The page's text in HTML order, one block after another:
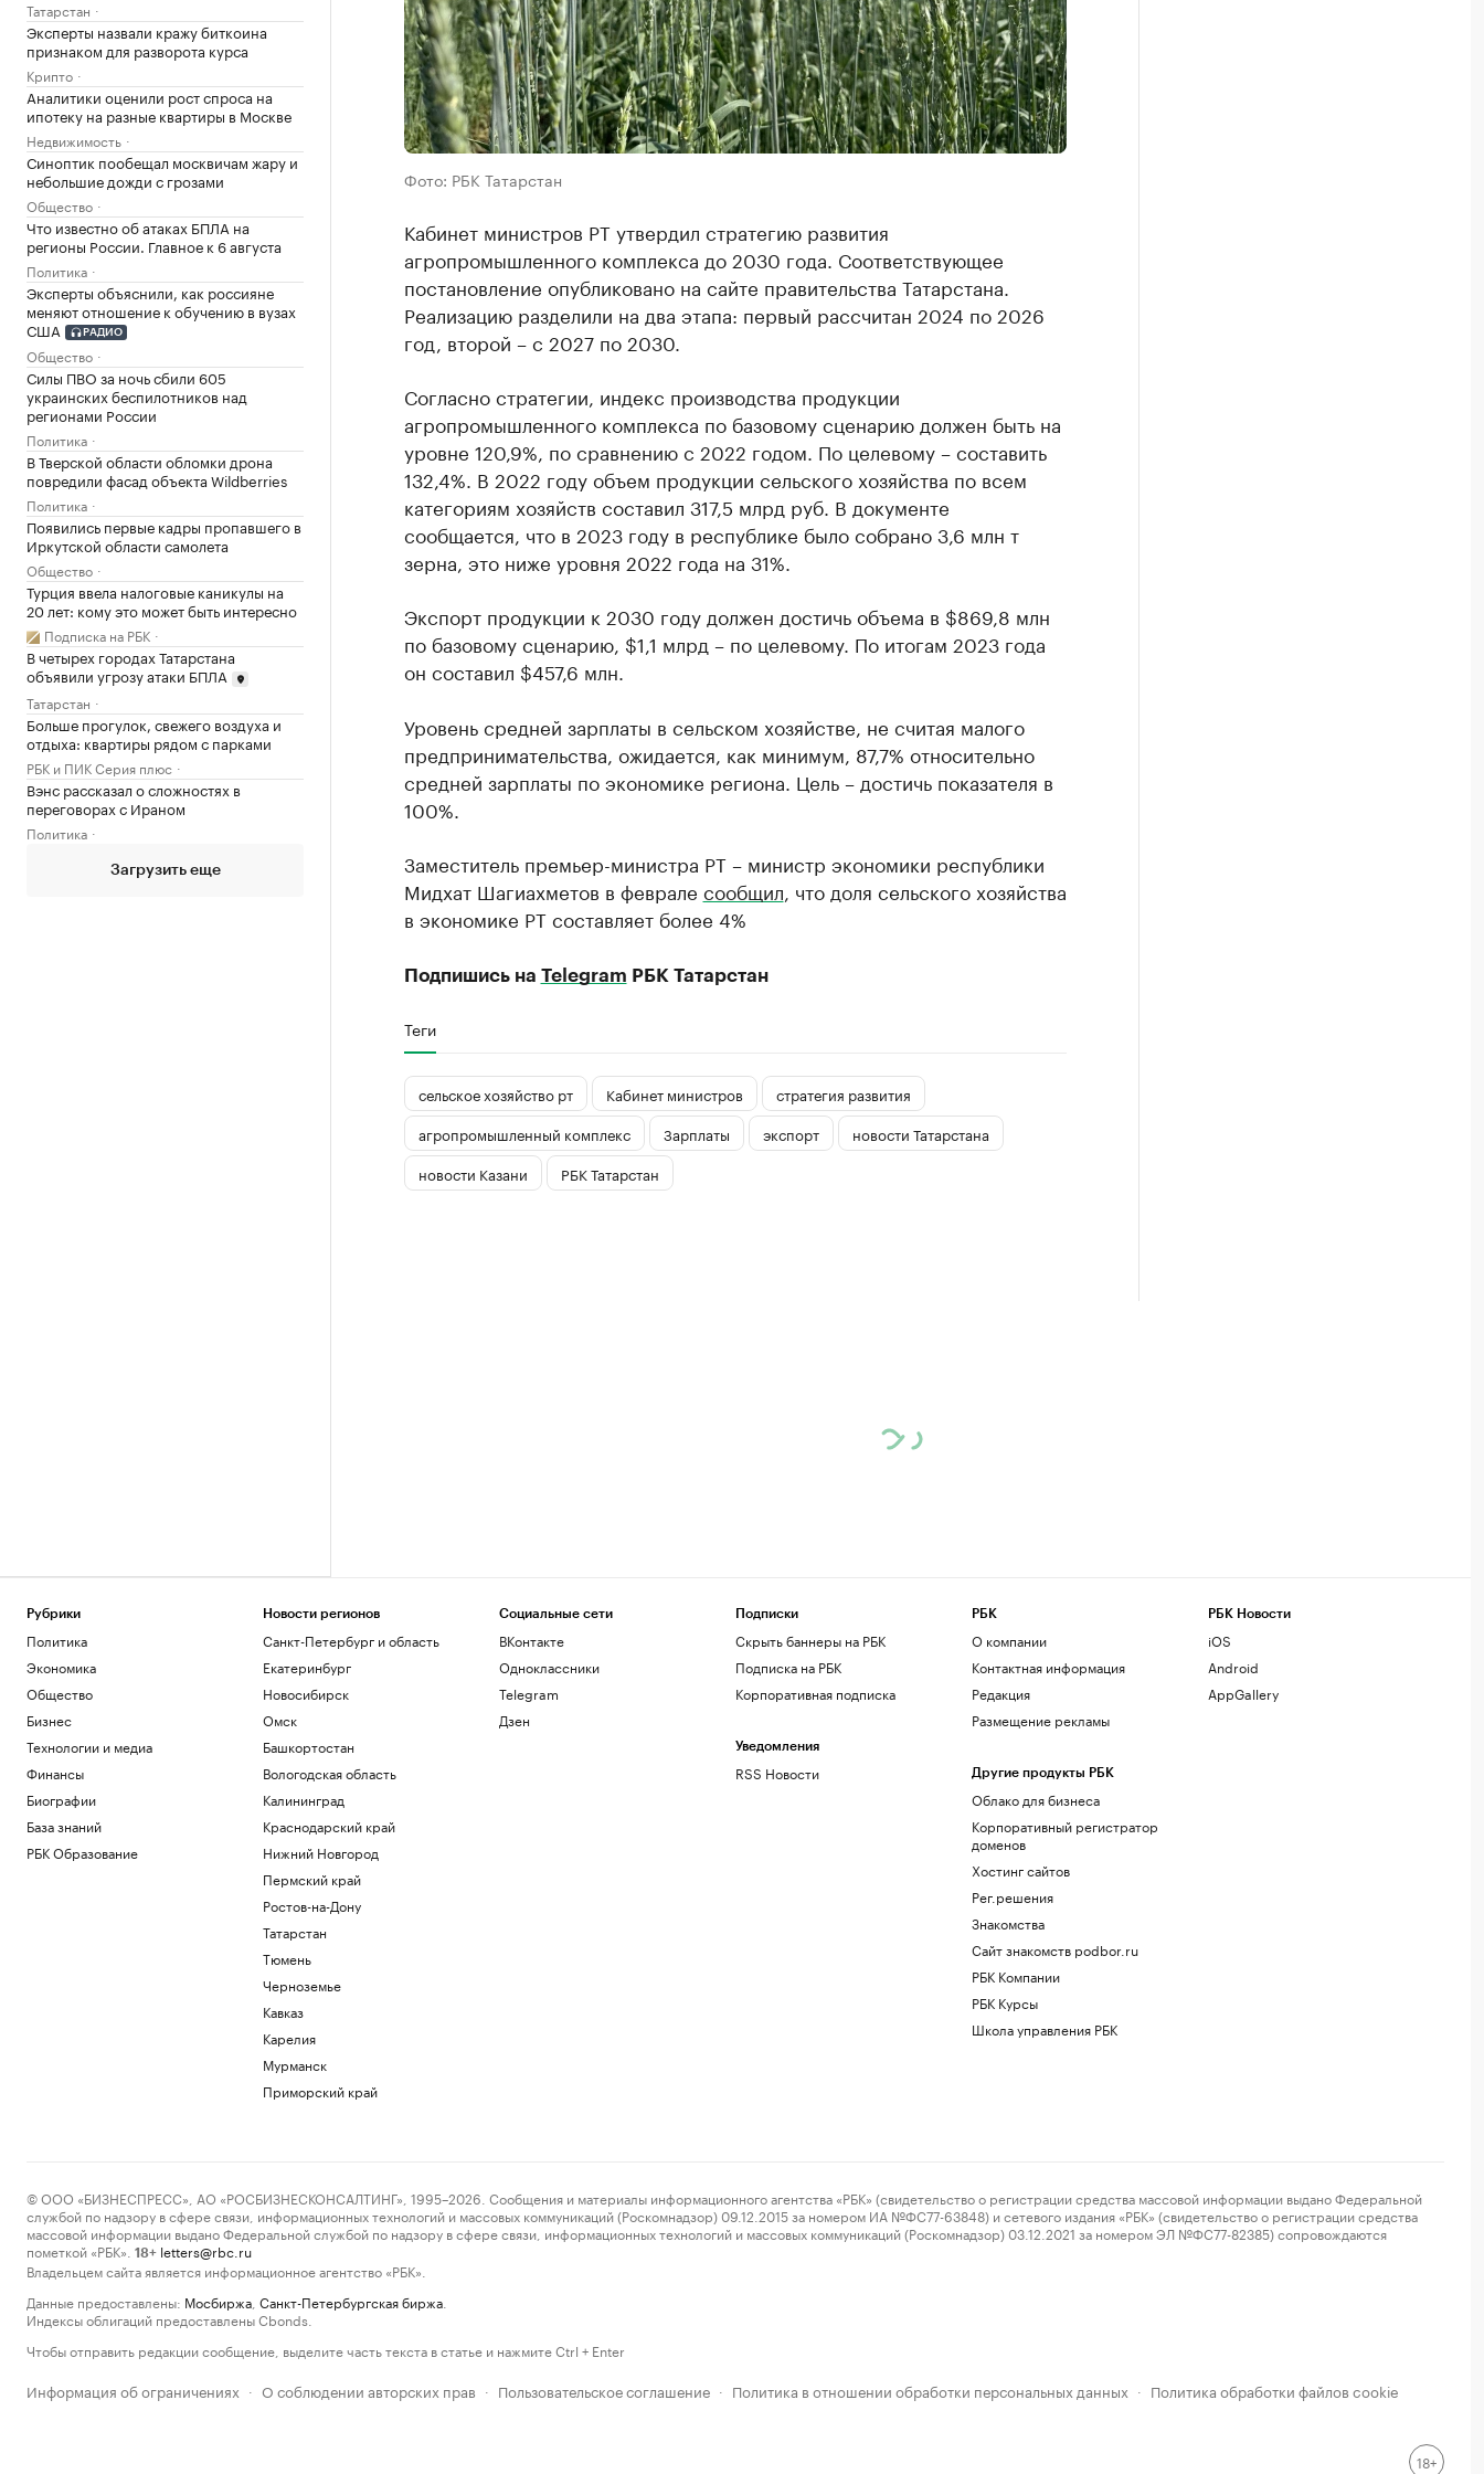
Татарстан
Эксперты назвали кражу биткоина
признаком для разворота курса
Крипто
Аналитики оценили рост спроса на
ипотеку на разные квартиры в Москве
Недвижимость
Синоптик пообещал москвичам жару и
небольшие дожди с грозами
Общество
Что известно об атаках БПЛА на
регионы России. Главное к 6 августа
Политика
Эксперты объяснили, как россияне
меняют отношение к обучению в вузах
США
РАДИО
Общество
Силы ПВО за ночь сбили 605
украинских беспилотников над
регионами России
Политика
В Тверской области обломки дрона
повредили фасад объекта Wildberries
Политика
Появились первые кадры пропавшего в
Иркутской области самолета
Общество
Турция ввела налоговые каникулы на
20 лет: кому это может быть интересно
Подписка на РБК
В четырех городах Татарстана
объявили угрозу атаки БПЛА
Татарстан
Больше прогулок, свежего воздуха и
отдыха: квартиры рядом с парками
РБК и ПИК Серия плюс
Вэнс рассказал о сложностях в
переговорах с Ираном
Политика
Загрузить еще
Фото: РБК Татарстан
Кабинет министров РТ утвердил стратегию развития
агропромышленного комплекса до 2030 года. Соответствующее
постановление опубликовано на сайте правительства Татарстана.
Реализацию разделили на два этапа: первый рассчитан 2024 по 2026
год, второй – с 2027 по 2030.
Согласно стратегии, индекс производства продукции
агропромышленного комплекса по базовому сценарию должен быть на
уровне 120,9%, по сравнению с 2022 годом. По целевому – составить
132,4%. В 2022 году объем продукции сельского хозяйства по всем
категориям хозяйств составил 317,5 млрд руб. В документе
сообщается, что в 2023 году в республике было собрано 3,6 млн т
зерна, это ниже уровня 2022 года на 31%.
Экспорт продукции к 2030 году должен достичь объема в $869,8 млн
по базовому сценарию, $1,1 млрд – по целевому. По итогам 2023 года
он составил $457,6 млн.
Уровень средней зарплаты в сельском хозяйстве, не считая малого
предпринимательства, ожидается, как минимум, 87,7% относительно
средней зарплаты по экономике региона. Цель – достичь показателя в
100%.
Заместитель премьер-министра РТ – министр экономики республики
Мидхат Шагиахметов в феврале сообщил , что доля сельского хозяйства
в экономике РТ составляет более 4%
Подпишись на Telegram РБК Татарстан
Теги
сельское хозяйство рт Кабинет министров
стратегия развития
агропромышленный комплекс
Зарплаты экспорт
новости Татарстана
новости Казани
РБК Татарстан
Рубрики
Политика
Экономика
Общество
Бизнес
Технологии и медиа
Финансы
Биографии
База знаний
РБК Образование
Новости регионов
Санкт-Петербург и область
Екатеринбург
Новосибирск
Омск
Башкортостан
Вологодская область
Калининград
Краснодарский край
Нижний Новгород
Пермский край
Ростов-на-Дону
Татарстан
Тюмень
Черноземье
Кавказ
Карелия
Мурманск
Приморский край
Социальные сети
ВКонтакте
Одноклассники
Telegram
Дзен
Подписки
Скрыть баннеры на РБК
Подписка на РБК
Корпоративная подписка
Уведомления
RSS Новости
РБК
О компании
Контактная информация
Редакция
Размещение рекламы
Другие продукты РБК
Облако для бизнеса
Корпоративный регистратор
доменов
Хостинг сайтов
Рег.решения
Знакомства
Сайт знакомств podbor.ru
РБК Компании
РБК Курсы
Школа управления РБК
РБК Новости
iOS
Android
AppGallery
© ООО «БИЗНЕСПРЕСС», АО «РОСБИЗНЕСКОНСАЛТИНГ», 1995–2026. Сообщения и материалы информационного агентства «РБК» (свидетельство о регистрации средства массовой информации выдано Федеральной
службой по надзору в сфере связи, информационных технологий и массовых коммуникаций (Роскомнадзор) 09.12.2015 за номером ИА №ФС77-63848) и сетевого издания «РБК» (свидетельство о регистрации средства
массовой информации выдано Федеральной службой по надзору в сфере связи, информационных технологий и массовых коммуникаций (Роскомнадзор) 03.12.2021 за номером ЭЛ №ФС77-82385) сопровождаются
пометкой «РБК».
18+ letters@rbc.ru
Владельцем сайта является информационное агентство «РБК».
Данные предоставлены: Мосбиржа Санкт-Петербургская биржа
Индексы облигаций предоставлены Cbonds.
Чтобы отправить редакции сообщение, выделите часть текста в статье и нажмите Ctrl + Enter
Информация об ограничениях · О соблюдении авторских прав · Пользовательское соглашение · Политика в отношении обработки персональных данных · Политика обработки файлов cookie
18+